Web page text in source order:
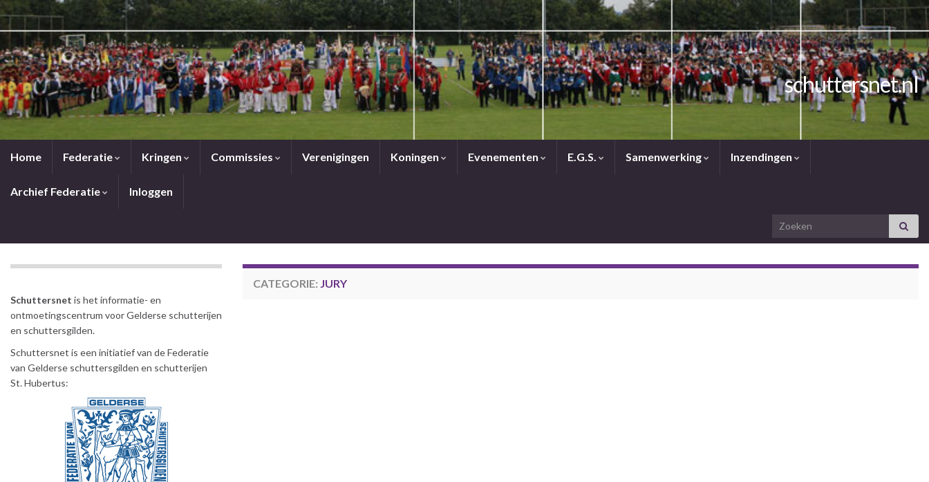
schuttersnet.nl
Home Federatie Kringen Commissies Verenigingen Koningen Evenementen E.G.S. Samenwerking Inzendingen
Archief Federatie Inloggen
Search for:
CATEGORIE: JURY
Schuttersnet is het informatie- en
ontmoetingscentrum voor Gelderse schutterijen
en schuttersgilden.
Schuttersnet is een initiatief van de Federatie
van Gelderse schuttersgilden en schutterijen
St. Hubertus: